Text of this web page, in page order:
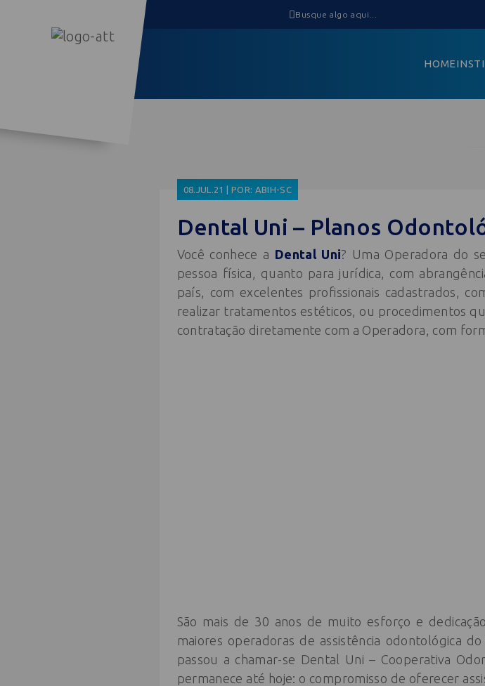
HOME
08.JUL.21 | POR: ABIH-SC
Dental Uni – Planos
Você conhece a Dental Uni? Uma Operadora do
pessoa física, quanto para jurídica, com
país, com excelentes profissionais cadastrados,
realizar tratamentos estéticos, ou procedimentos
contratação diretamente com a Operadora, com
São mais de 30 anos de muito esforço e
maiores operadoras de assistência odontológica
passou a chamar-se Dental Uni – Cooperativa
permanece até hoje: o compromisso de oferecer